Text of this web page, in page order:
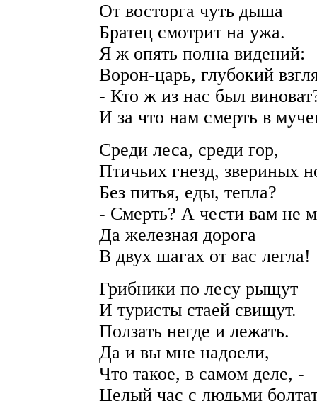
От восторга чуть дыша
Братец смотрит на ужа.
Я ж опять полна видений:
Ворон-царь, глубокий
- Кто ж из нас был
И за что нам смерть в
Среди леса, среди гор,
Птичьих гнезд, звериных
Без питья, еды, тепла?
- Смерть? А чести вам не
Да железная дорога
В двух шагах от вас легла!
Грибники по лесу рыщут
И туристы стаей свищут.
Ползать негде и лежать.
Да и вы мне надоели,
Что такое, в самом деле, -
Целый час с людьми